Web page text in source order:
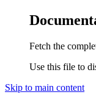
Fetch the
Use this file to
Skip to main content